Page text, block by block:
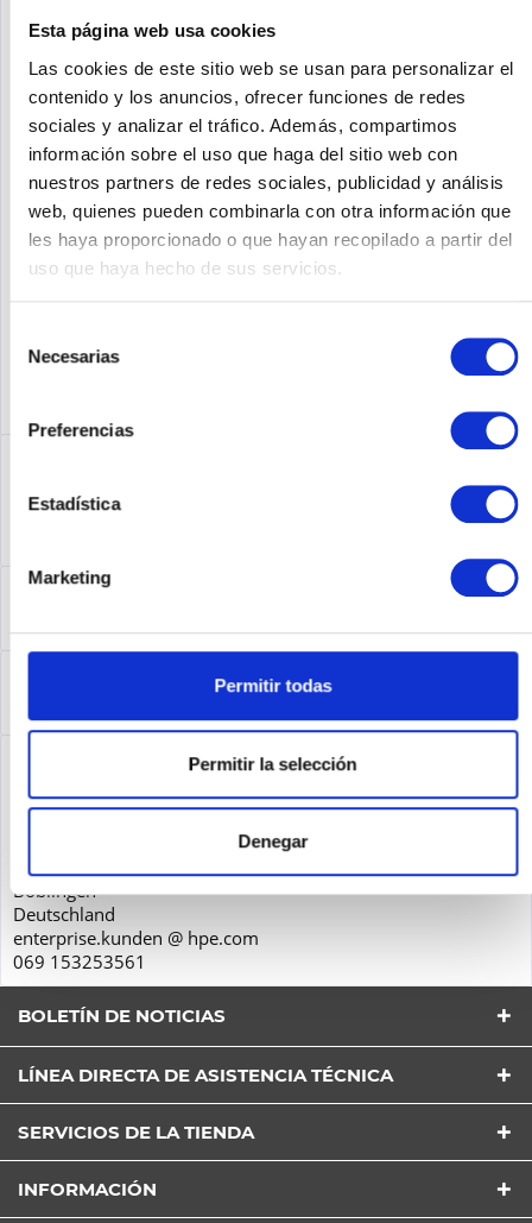
Esta página web usa cookies
Las cookies de este sitio web se usan para personalizar el
contenido y los anuncios, ofrecer funciones de redes
sociales y analizar el tráfico. Además, compartimos
información sobre el uso que haga del sitio web con
nuestros partners de redes sociales, publicidad y análisis
web, quienes pueden combinarla con otra información que
les haya proporcionado o que hayan recopilado a partir del
uso que haya hecho de sus servicios.
Necesarias
Preferencias
Estadística
Marketing
Permitir todas
Permitir la selección
Denegar
Añadir a la cesta de la compra
SOLICITE UN PRECIO
He leído la Política de Privacidad
Los campos con * son obligatorios
Recordar Solicitud de oferta de articulo
Fabricante No: 820792-B21
820792-B21 | Suchen Sie hocheffiziente
Stromversorgungslösungen zum Einstiegspreis für
Leasing
Leasingmás
Seguridad de los productos
Hewlett-Packard GmbH
Herrenberger Str. 140
71034
Böblingen
Deutschland
enterprise.kunden @ hpe.com
069 153253561
BOLETÍN DE NOTICIAS
LÍNEA DIRECTA DE ASISTENCIA TÉCNICA
SERVICIOS DE LA TIENDA
INFORMACIÓN